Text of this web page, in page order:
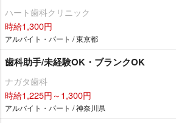
ハート歯科クリニック
時給1,300円
アルバイト・パート / 東京都
歯科助手/未経験OK・ブランクOK
ナガタ歯科
時給1,225円～1,300円
アルバイト・パート / 神奈川県